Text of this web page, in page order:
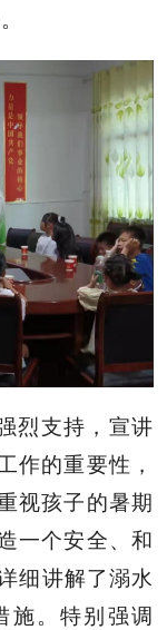
烈支持，宣讲
作的重要性，
视孩子的暑期
一个安全、和
细讲解了溺水
施。特别强调